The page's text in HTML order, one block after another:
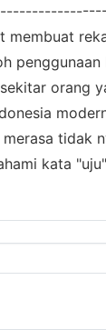
orang
kata